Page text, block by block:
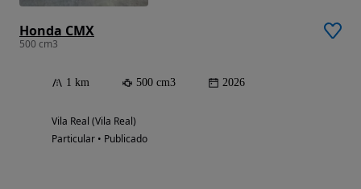
Honda CMX
500 cm3
1 km 500 cm3 2026
Vila Real (Vila Real)
Particular • Publicado